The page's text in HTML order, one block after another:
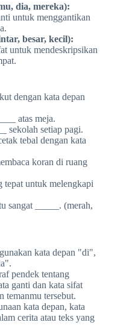
dia, mereka):
untuk menggantikan
besar, kecil):
untuk mendeskripsikan
dengan kata depan
atas meja.
sekolah setiap pagi.
tebal dengan kata
koran di ruang
tepat untuk melengkapi
sangat _____. (merah,
kata depan "di",
pendek tentang
ganti dan kata sifat
temanmu tersebut.
kata depan, kata
cerita atau teks yang